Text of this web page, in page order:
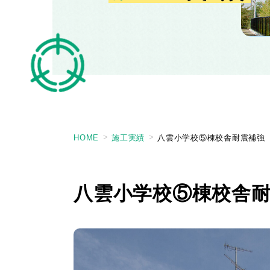
HOME 施工実績 八雲小学校⑤棟校舎耐震補強
八雲小学校⑤棟校舎